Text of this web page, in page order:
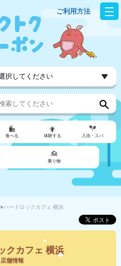
ご利用方法
択してください
食べる 体験する 入浴・スパ
乗り物
ハードロックカフェ 横浜
クカフェ 横浜
店舗情報